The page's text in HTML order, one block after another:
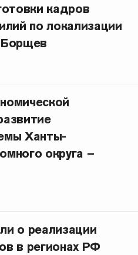
кадров
по локализации
Ханты-
округа –
о реализации
в регионах РФ